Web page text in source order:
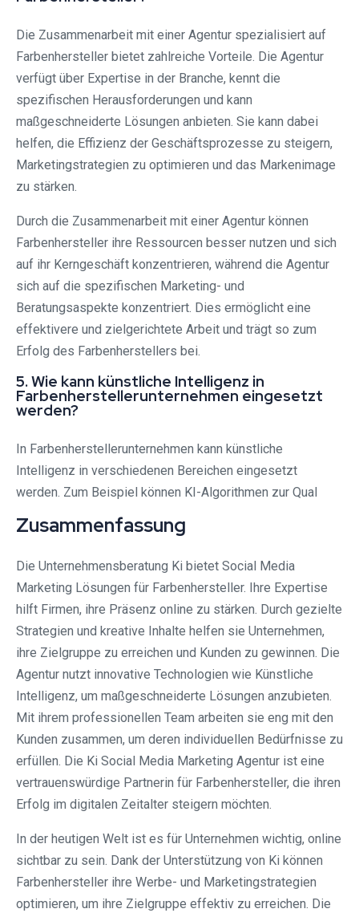
Die Zusammenarbeit mit einer Agentur spezialisiert auf
Farbenhersteller bietet zahlreiche Vorteile. Die Agentur
verfügt über Expertise in der Branche, kennt die
spezifischen Herausforderungen und kann
maßgeschneiderte Lösungen anbieten. Sie kann dabei
helfen, die Effizienz der Geschäftsprozesse zu steigern,
Marketingstrategien zu optimieren und das Markenimage
zu stärken.
Durch die Zusammenarbeit mit einer Agentur können
Farbenhersteller ihre Ressourcen besser nutzen und sich
auf ihr Kerngeschäft konzentrieren, während die Agentur
sich auf die spezifischen Marketing- und
Beratungsaspekte konzentriert. Dies ermöglicht eine
effektivere und zielgerichtete Arbeit und trägt so zum
Erfolg des Farbenherstellers bei.
5. Wie kann künstliche Intelligenz in
Farbenherstellerunternehmen eingesetzt
werden?
In Farbenherstellerunternehmen kann künstliche
Intelligenz in verschiedenen Bereichen eingesetzt
werden. Zum Beispiel können KI-Algorithmen zur Qual
Zusammenfassung
Die Unternehmensberatung Ki bietet Social Media
Marketing Lösungen für Farbenhersteller. Ihre Expertise
hilft Firmen, ihre Präsenz online zu stärken. Durch gezielte
Strategien und kreative Inhalte helfen sie Unternehmen,
ihre Zielgruppe zu erreichen und Kunden zu gewinnen. Die
Agentur nutzt innovative Technologien wie Künstliche
Intelligenz, um maßgeschneiderte Lösungen anzubieten.
Mit ihrem professionellen Team arbeiten sie eng mit den
Kunden zusammen, um deren individuellen Bedürfnisse zu
erfüllen. Die Ki Social Media Marketing Agentur ist eine
vertrauenswürdige Partnerin für Farbenhersteller, die ihren
Erfolg im digitalen Zeitalter steigern möchten.
In der heutigen Welt ist es für Unternehmen wichtig, online
sichtbar zu sein. Dank der Unterstützung von Ki können
Farbenhersteller ihre Werbe- und Marketingstrategien
optimieren, um ihre Zielgruppe effektiv zu erreichen. Die